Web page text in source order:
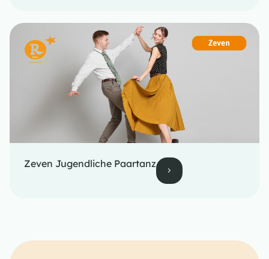
Zeven Jugendliche Paartanz